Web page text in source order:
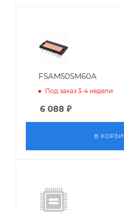
FSAM50SM60A
Под заказ 3-4 недели
6 088 ₽
В